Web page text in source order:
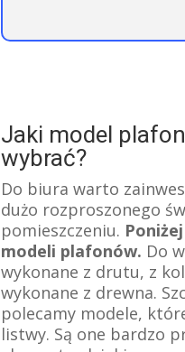
Jaki model
wybrać?
Do biura warto
dużo rozproszonego
pomieszczeniu.
modeli plafonów. Do
wykonane z drutu, z
wykonane z drewna.
polecamy modele,
listwy. Są one bardzo